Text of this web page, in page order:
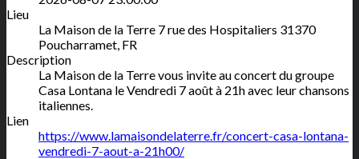
Lieu
La Maison de la Terre 7 rue des Hospitaliers 31370
Poucharramet, FR
Description
La Maison de la Terre vous invite au concert du groupe
Casa Lontana le Vendredi 7 août à 21h avec leur chansons
italiennes.
Lien
https://www.lamaisondelaterre.fr/concert-casa-lontana-
vendredi-7-aout-a-21h00/